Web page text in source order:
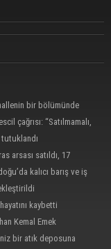
bir bölümünde
çağrısı: “Satılmamalı,
arsası satıldı, 17
kalıcı barış ve iş
kaybetti
Kemal Emek
bir atık deposuna